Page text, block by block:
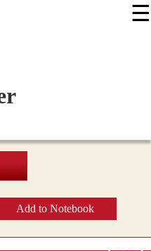
☰
Add to Notebook